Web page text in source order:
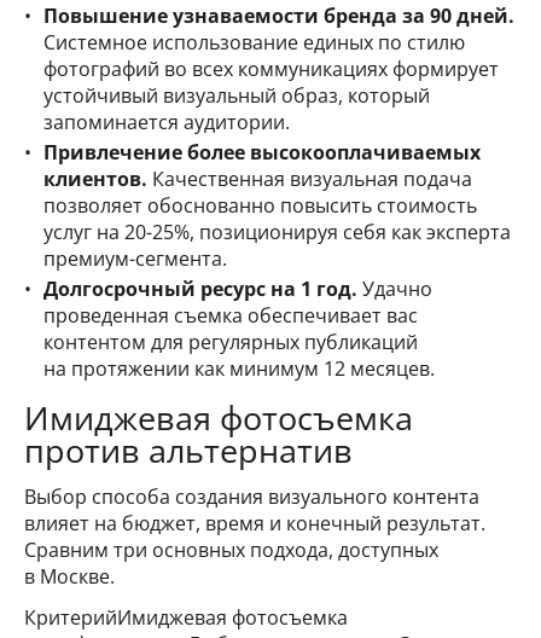
Повышение узнаваемости бренда за 90 дней.
Системное использование единых по стилю
фотографий во всех коммуникациях формирует
устойчивый визуальный образ, который
запоминается аудитории.
Привлечение более высокооплачиваемых
клиентов. Качественная визуальная подача
позволяет обоснованно повысить стоимость
услуг на 20-25%, позиционируя себя как эксперта
премиум-сегмента.
Долгосрочный ресурс на 1 год. Удачно
проведенная съемка обеспечивает вас
контентом для регулярных публикаций
на протяжении как минимум 12 месяцев.
Имиджевая фотосъемка
против альтернатив
Выбор способа создания визуального контента
влияет на бюджет, время и конечный результат.
Сравним три основных подхода, доступных
в Москве.
КритерийИмиджевая фотосъемка